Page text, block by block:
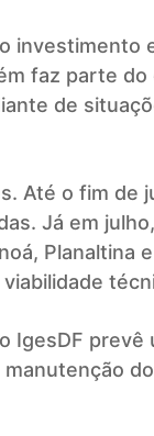
investimento
faz parte
de
Até o fim de
Já em
Planaltina
IgesDF prevê